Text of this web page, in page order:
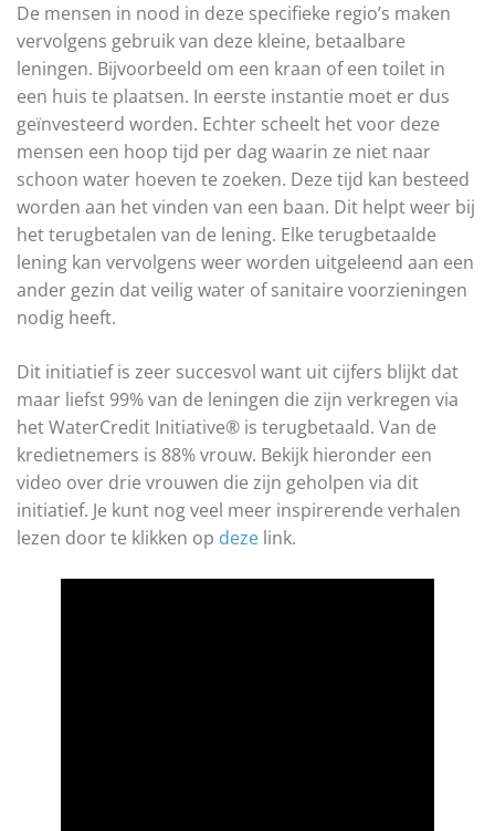
De mensen in nood in deze specifieke regio’s maken
vervolgens gebruik van deze kleine, betaalbare
leningen. Bijvoorbeeld om een kraan of een toilet in
een huis te plaatsen. In eerste instantie moet er dus
geïnvesteerd worden. Echter scheelt het voor deze
mensen een hoop tijd per dag waarin ze niet naar
schoon water hoeven te zoeken. Deze tijd kan besteed
worden aan het vinden van een baan. Dit helpt weer bij
het terugbetalen van de lening. Elke terugbetaalde
lening kan vervolgens weer worden uitgeleend aan een
ander gezin dat veilig water of sanitaire voorzieningen
nodig heeft.
Dit initiatief is zeer succesvol want uit cijfers blijkt dat
maar liefst 99% van de leningen die zijn verkregen via
het WaterCredit Initiative® is terugbetaald. Van de
kredietnemers is 88% vrouw. Bekijk hieronder een
video over drie vrouwen die zijn geholpen via dit
initiatief. Je kunt nog veel meer inspirerende verhalen
lezen door te klikken op deze link.